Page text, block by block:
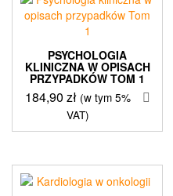
PSYCHOLOGIA
KLINICZNA W OPISACH
PRZYPADKÓW TOM 1
184,90 zł (w tym 5%
VAT)